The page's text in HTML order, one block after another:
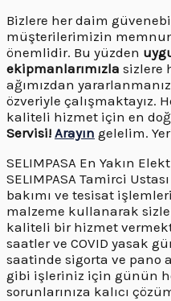
Bizlere her daim
müşterilerimizin
önemlidir. Bu yüzden
ekipmanlarımızla sizlere
ağımızdan
özveriyle çalışmaktayız.
kaliteli hizmet için en
Servisi! Arayın gelelim.
SELIMPASA En Yakın
SELIMPASA Tamirci
bakımı ve tesisat
malzeme kullanarak
kaliteli bir hizmet
saatler ve COVID yasak
saatinde sigorta ve pano
gibi işleriniz için günün
sorunlarınıza kalıcı